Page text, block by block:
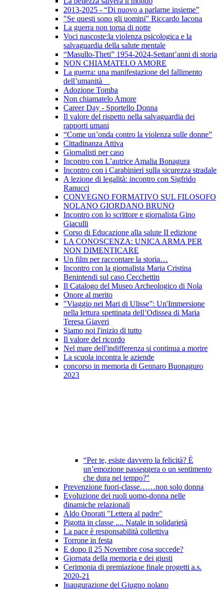
2013-2025 - “Di nuovo a parlarne insieme”
"Se questi sono gli uomini" Riccardo Iacona
La guerra non torna di notte
Voci nascoste:la violenza psicologica e la
salvaguardia della salute mentale
“Masullo-Theti” 1954-2024-Settant’anni di storia
NON CHIAMATELO AMORE
La guerra: una manifestazione del fallimento
dell’umanità
Adozione Tomba
Non chiamatelo Amore
Career Day - Sportello Donna
Il valore del rispetto nella salvaguardia dei
rapporti umani
“Come un’onda contro la violenza sulle donne”
Cittadinanza Attiva
Giornalisti per caso
Incontro con L’autrice Amalia Bonagura
Incontro con i Carabinieri sulla sicurezza stradale
A lezione di legalità: incontro con Sigfrido
Ranucci
CONVEGNO FORMATIVO SUL FILOSOFO
NOLANO GIORDANO BRUNO
Incontro con lo scrittore e giornalista Gino
Giaculli
Corso di Educazione alla salute II edizione
LA CONOSCENZA: UNICA ARMA PER
NON DIMENTICARE
Un film per raccontare la storia…
Incontro con la giornalista Maria Cristina
Benintendi sul caso Cecchettin
Il Catalogo del Museo Archeologico di Nola
Onore al merito
"Viaggio nei Mari di Ulisse”: Un'Immersione
nella lettura spettinata dell’Odissea di Maria
Teresa Giaveri
Siamo noi l'inizio di tutto
Il valore del ricordo
Nel mare dell'indifferenza si continua a morire
La scuola incontra le aziende
concorso in memoria di Gennaro Buonaguro
2023
“Per te, esiste davvero la felicità? È
un’emozione passeggera o un sentimento
che dura nel tempo?"
Prevenzione fuori-classe……non solo donna
Evoluzione dei ruoli uomo-donna nelle
dinamiche relazionali
Aldo Onorati "Lettera al padre"
Pigotta in classe .... Natale in solidarietà
La pace è responsabilità collettiva
Torrone in festa
E dopo il 25 Novembre cosa succede?
Giornata della memoria e dei giusti
Cerimonia di premiazione finale progetti a.s.
2020-21
Inaugurazione del Giugno nolano